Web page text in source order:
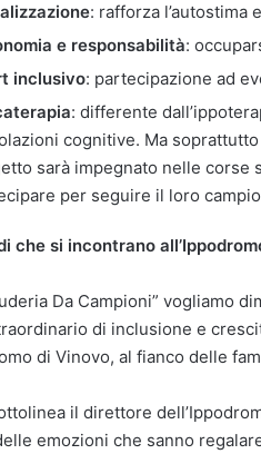
: rafforza l’autostima
e responsabilità:
inclusivo: partecipazione ad
: differente
cognitive. Ma
sarà impegnato nelle corse
per seguire il loro
che si incontrano
Da Campioni” vogliamo
di inclusione e
di Vinovo, al fianco delle
il direttore
emozioni che sanno